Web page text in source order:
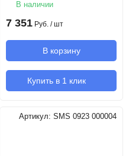
В наличии
7 351 Руб. / шт
В корзину
Купить в 1 клик
Артикул: SMS 0923 000004